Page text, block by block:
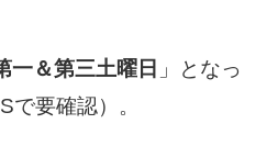
一＆第三土曜日 」となっ
で要確認）。